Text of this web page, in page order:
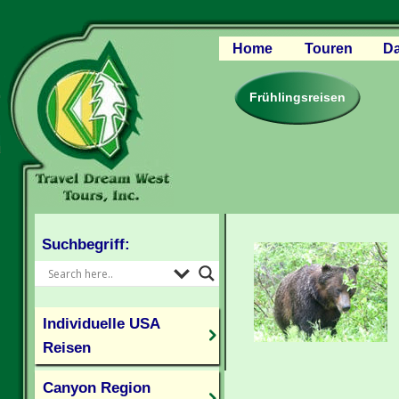
Home
Touren
Canyon Region
Rocky
Pazifischer
Frühlingsreisen
Suchbegriff:
Individuelle USA
Reisen
Canyon Region